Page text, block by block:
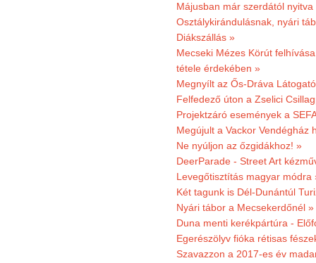
Májusban már szerdától
Osztálykirándulásnak, nyári
Diákszállás »
Mecseki Mézes Körút
tétele érdekében »
Megnyílt az Ős-Dráva
Felfedező úton a Zselici
Projektzáró események a
Megújult a Vackor Vendégház
Ne nyúljon az őzgidákhoz! »
DeerParade - Street Art
Levegőtisztítás magyar módra
Két tagunk is Dél-Dunántúl
Nyári tábor a Mecsekerdőnél »
Duna menti kerékpártúra -
Egerészölyv fióka rétisas
Szavazzon a 2017-es év